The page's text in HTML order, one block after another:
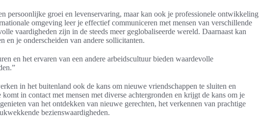
persoonlijke groei en levenservaring, maar kan ook je professionele ontwikkeling
omgeving leer je effectief communiceren met mensen van verschillende
vaardigheden zijn in de steeds meer geglobaliseerde wereld. Daarnaast kan
en je onderscheiden van andere sollicitanten.
en het ervaren van een andere arbeidscultuur bieden waardevolle
in het buitenland ook de kans om nieuwe vriendschappen te sluiten en
in contact met mensen met diverse achtergronden en krijgt de kans om je
van het ontdekken van nieuwe gerechten, het verkennen van prachtige
bezienswaardigheden.